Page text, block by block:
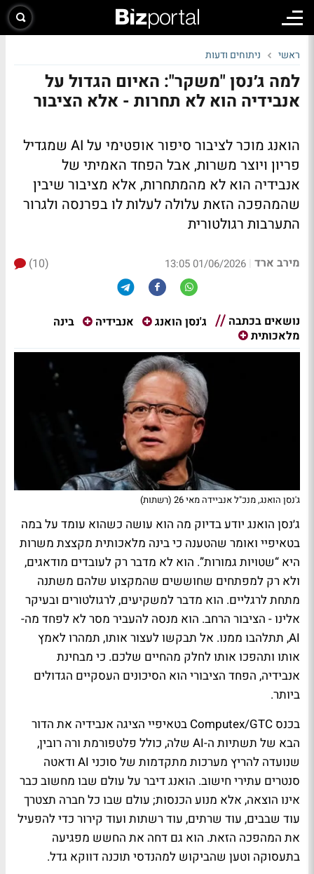
ראשי ניתוחים ודעות
למה ג׳נסן "משקר": האיום הגדול על
אנבידיה הוא לא תחרות - אלא הציבור
הואנג מוכר לציבור סיפור אופטימי על AI שמגדיל
פריון ויוצר משרות, אבל הפחד האמיתי של
אנבידיה הוא לא מהמתחרות, אלא מציבור שיבין
שהמהפכה הזאת עלולה לעלות לו בפרנסה ולגרור
התערבות רגולטורית
מירב ארד |
01/06/2026 13:05
(10)
נושאים בכתבה ג'נסן הואנג אנבידיה
בינה
מלאכותית
ג'נסן הואנג, מנכ"ל אנביידה מאי 26 (רשתות)
ג׳נסן הואנג יודע בדיוק מה הוא עושה כשהוא עומד על במה
בטאיפיי ואומר שהטענה כי בינה מלאכותית מקצצת משרות
היא “שטויות גמורות”. הוא לא מדבר רק לעובדים מודאגים,
ולא רק למפתחים שחוששים שהמקצוע שלהם משתנה
מתחת לרגליים. הוא מדבר למשקיעים, לרגולטורים ובעיקר
אלינו - הציבור הרחב. הוא מנסה להעביר מסר לא לפחד מה-
AI, תתלהבו ממנו. אל תבקשו לעצור אותו, תמהרו לאמץ
אותו ותהפכו אותו לחלק מהחיים שלכם. כי מבחינת
אנבידיה, הפחד הציבורי הוא הסיכונים העסקיים הגדולים
ביותר.
בכנס Computex/GTC בטאיפיי הציגה אנבידיה את הדור
הבא של תשתיות ה-AI שלה, כולל פלטפורמת ורה רובין,
שנועדה להריץ מערכות מתקדמות של סוכני AI ודאטה
סנטרים עתירי חישוב. הואנג דיבר על עולם שבו מחשוב כבר
אינו הוצאה, אלא מנוע הכנסות; עולם שבו כל חברה תצטרך
עוד שבבים, עוד שרתים, עוד רשתות ועוד קירור כדי להפעיל
את המהפכה הזאת. הוא גם דחה את החשש מפגיעה
בתעסוקה וטען שהביקוש למהנדסי תוכנה דווקא גדל.